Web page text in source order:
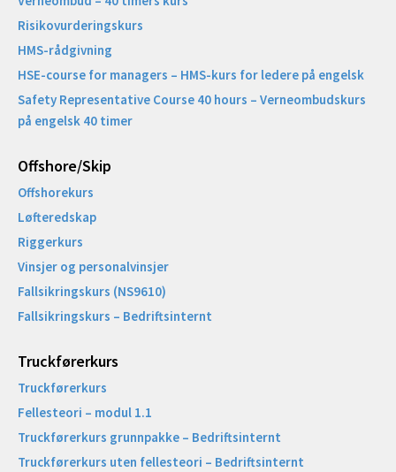
Risikovurderingskurs
HMS-rådgivning
HSE-course for managers – HMS-kurs for ledere på engelsk
Safety Representative Course 40 hours – Verneombudskurs
på engelsk 40 timer
Offshore/Skip​
Offshorekurs
Løfteredskap
Riggerkurs
Vinsjer og personalvinsjer
Fallsikringskurs (NS9610)
Fallsikringskurs – Bedriftsinternt
Truckførerkurs
Truckførerkurs
Fellesteori – modul 1.1
Truckførerkurs grunnpakke – Bedriftsinternt
Truckførerkurs uten fellesteori – Bedriftsinternt